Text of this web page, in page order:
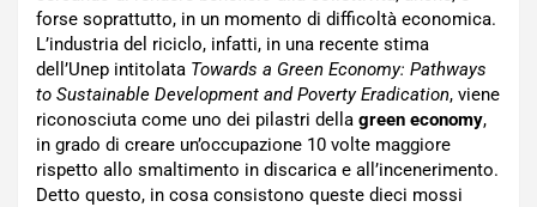
forse soprattutto, in un momento di difficoltà economica.
L’industria del riciclo, infatti, in una recente stima
dell’Unep intitolata Towards a Green Economy: Pathways
to Sustainable Development and Poverty Eradication, viene
riconosciuta come uno dei pilastri della green economy,
in grado di creare un’occupazione 10 volte maggiore
rispetto allo smaltimento in discarica e all’incenerimento.
Detto questo, in cosa consistono queste dieci mossi